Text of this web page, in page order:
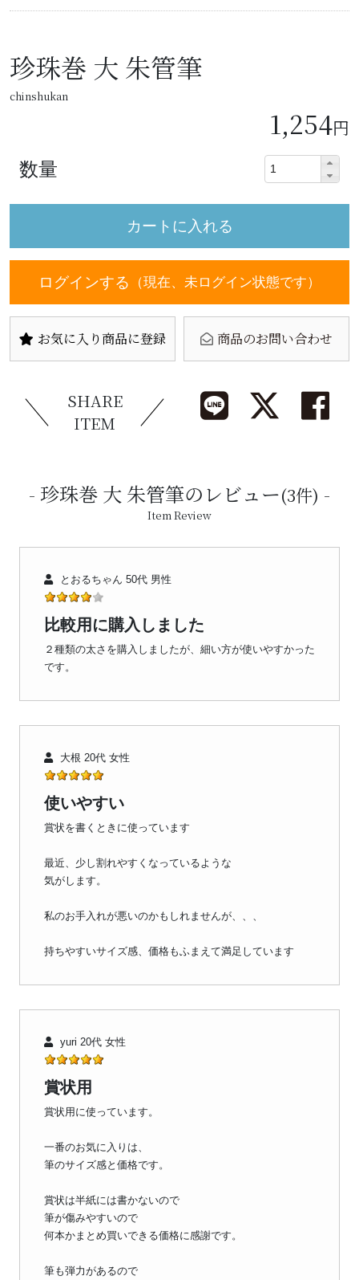
珍珠巻 大 朱管筆
chinshukan
1,254円
数量
ログインする （現在、未ログイン状態です）
お気に入り商品に登録 商品のお問い合わせ
SHARE
ITEM
珍珠巻 大 朱管筆のレビュー(3件)
Item Review
とおるちゃん 50代 男性
比較用に購入しました
２種類の太さを購入しましたが、細い方が使いやすかった
です。
大根 20代 女性
使いやすい
賞状を書くときに使っています
最近、少し割れやすくなっているような
気がします。
私のお手入れが悪いのかもしれませんが、、、
持ちやすいサイズ感、価格もふまえて満足しています
yuri 20代 女性
賞状用
賞状用に使っています。
一番のお気に入りは、
筆のサイズ感と価格です。
賞状は半紙には書かないので
筆が傷みやすいので
何本かまとめ買いできる価格に感謝です。
筆も弾力があるので